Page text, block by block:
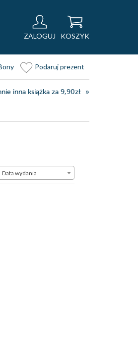
ZALOGUJ KOSZYK
Podaruj prezent
inna książka za 9,90zł
wydania
Data wydania